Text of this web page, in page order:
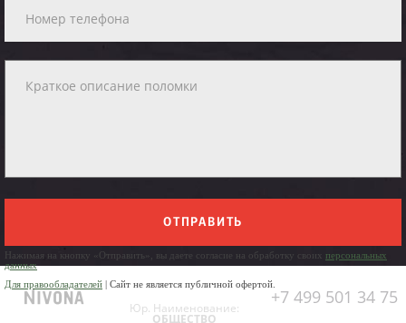
ОТПРАВИТЬ
Нажимая на кнопку «Отправить», вы даете согласие на обработку своих персональных
данных
Для правообладателей | Сайт не является публичной офертой.
+7 499 501 34 75
Юр. Наименование:
ОБЩЕСТВО